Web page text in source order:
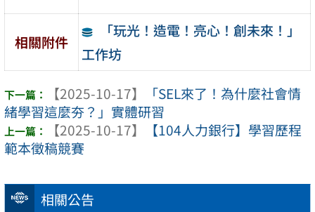
相關公告
相關附件
「玩光！造電！亮心！創未來！」
工作坊
【2025-10-17】
「SEL來了！為什麼社會情
緒學習這麼夯？」實體研習
【2025-10-17】
【104人力銀行】學習歷程
範本徵稿競賽